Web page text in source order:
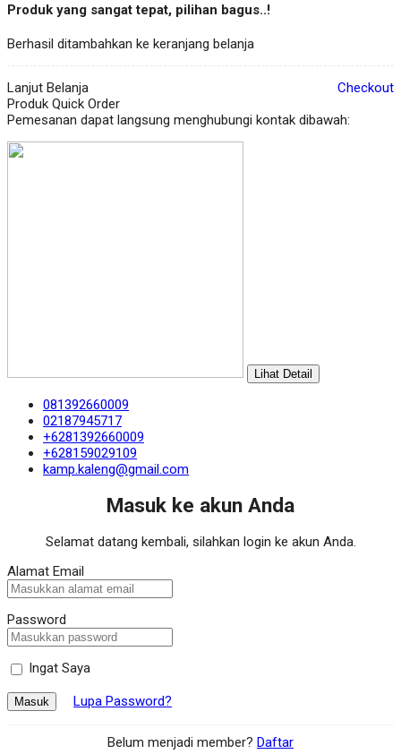
Produk yang sangat tepat, pilihan bagus..!
Berhasil ditambahkan ke keranjang belanja
Lanjut Belanja
Checkout
Produk Quick Order
Pemesanan dapat langsung menghubungi kontak dibawah:
Lihat Detail
081392660009
02187945717
+6281392660009
+628159029109
kamp.kaleng@gmail.com
Masuk ke akun Anda
Selamat datang kembali, silahkan login ke akun Anda.
Alamat Email
Password
Ingat Saya
Masuk Lupa Password?
Belum menjadi member? Daftar